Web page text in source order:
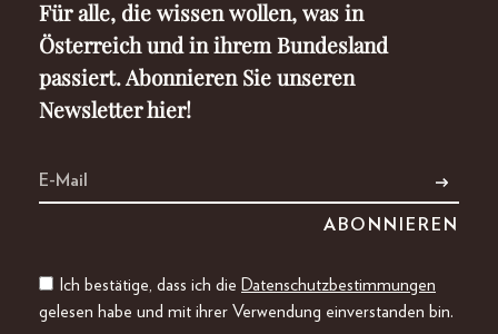
Für alle, die wissen wollen, was in
Österreich und in ihrem Bundesland
passiert. Abonnieren Sie unseren
Newsletter hier!
Ich bestätige, dass ich die Datenschutzbestimmungen
gelesen habe und mit ihrer Verwendung einverstanden bin.